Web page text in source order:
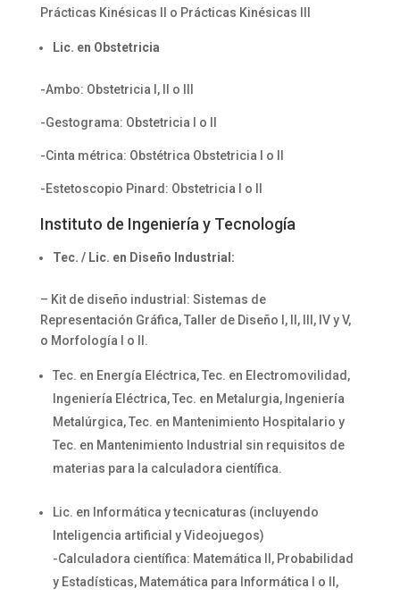
Prácticas Kinésicas II o Prácticas Kinésicas III
Lic. en Obstetricia
-Ambo: Obstetricia I, II o III
-Gestograma: Obstetricia I o II
-Cinta métrica: Obstétrica Obstetricia I o II
-Estetoscopio Pinard: Obstetricia I o II
Instituto de Ingeniería y Tecnología
Tec. / Lic. en Diseño Industrial:
– Kit de diseño industrial: Sistemas de
Representación Gráfica, Taller de Diseño I, II, III, IV y V,
o Morfología I o II.
Tec. en Energía Eléctrica, Tec. en Electromovilidad,
Ingeniería Eléctrica, Tec. en Metalurgia, Ingeniería
Metalúrgica, Tec. en Mantenimiento Hospitalario y
Tec. en Mantenimiento Industrial sin requisitos de
materias para la calculadora científica.
Lic. en Informática y tecnicaturas (incluyendo
Inteligencia artificial y Videojuegos)
-Calculadora científica: Matemática II, Probabilidad
y Estadísticas, Matemática para Informática I o II,